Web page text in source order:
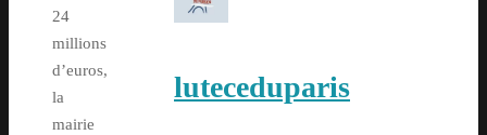
24
millions
d’euros,
la
mairie
luteceduparis